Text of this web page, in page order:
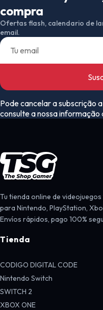
compra
Ofertas flash, calendario de
email.
Pode cancelar a subscrição
consulte a nossa
Tu tienda online de
para Nintendo, PlayStation,
Envíos rápidos, pago 100%
Tienda
CODIGO DIGITAL CODE
Nintendo Switch
SWITCH 2
XBOX ONE